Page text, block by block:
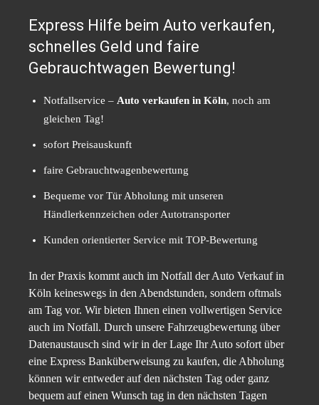
Express Hilfe beim Auto verkaufen,
schnelles Geld und faire
Gebrauchtwagen Bewertung!
Notfallservice – Auto verkaufen in Köln, noch am
gleichen Tag!
sofort Preisauskunft
faire Gebrauchtwagenbewertung
Bequeme vor Tür Abholung mit unseren
Händlerkennzeichen oder Autotransporter
Kunden orientierter Service mit TOP-Bewertung
In der Praxis kommt auch im Notfall der Auto Verkauf in
Köln keineswegs in den Abendstunden, sondern oftmals
am Tag vor. Wir bieten Ihnen einen vollwertigen Service
auch im Notfall. Durch unsere Fahrzeugbewertung über
Datenaustausch sind wir in der Lage Ihr Auto sofort über
eine Express Banküberweisung zu kaufen, die Abholung
können wir entweder auf den nächsten Tag oder ganz
bequem auf einen Wunsch tag in den nächsten Tagen